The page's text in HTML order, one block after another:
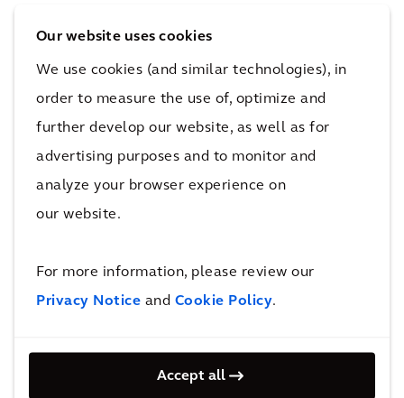
Our website uses cookies
We use cookies (and similar technologies), in
order to measure the use of, optimize and
further develop our website, as well as for
advertising purposes and to monitor and
analyze your browser experience on
our website.
For more information, please review our
Privacy Notice and Cookie Policy.
Accept all
Hoogspanningskabel met
gelijkstroom
Meer energie- en resourcesprojecten
Inzichten en blogs